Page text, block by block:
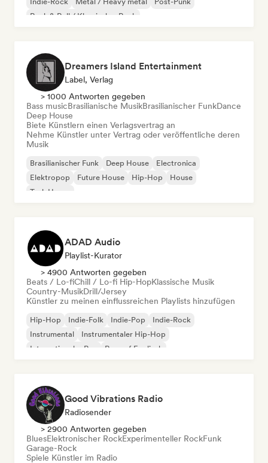
Rock & Roll / Klassischer Rock
Dreamers Island Entertainment
Label, Verlag
> 1000 Antworten gegeben
Bass musicBrasilianische MusikBrasilianischer FunkDance
Deep House
Biete Künstlern einen Verlagsvertrag an
Nehme Künstler unter Vertrag oder veröffentliche deren
Musik
Brasilianischer Funk Deep House
Electronica
Elektropop
Future House Hip-Hop
House
Tech House
ADAD Audio
Playlist-Kurator
> 4900 Antworten gegeben
Beats / Lo-fiChill / Lo-fi Hip-HopKlassische Musik
Country-MusikDrill/Jersey
Künstler zu meinen einflussreichen Playlists hinzufügen
Hip-Hop Indie-Folk Indie-Pop
Indie-Rock
Instrumental
Instrumentaler Hip-Hop
Internationaler Rap
Rap auf Englisch
Good Vibrations Radio
Radiosender
> 2900 Antworten gegeben
BluesElektronischer RockExperimenteller RockFunk
Garage-Rock
Spiele Künstler im Radio